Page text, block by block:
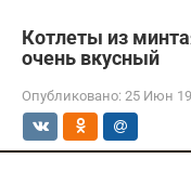
Котлеты из
очень вкусный
Опубликовано: 25 Июн 19